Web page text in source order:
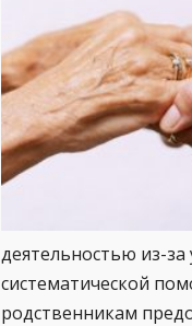
деятельностью из-за
систематической
родственникам